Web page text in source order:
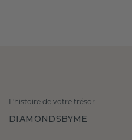
L'histoire de votre trésor
DIAMONDSBYME